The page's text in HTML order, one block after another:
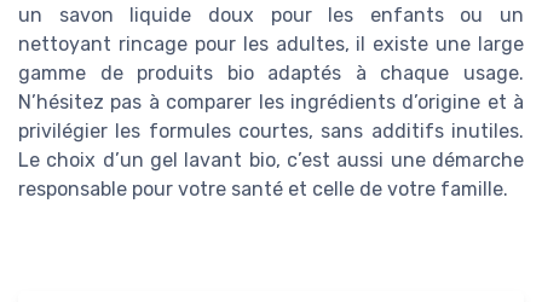
un savon liquide doux pour les enfants ou un
nettoyant rincage pour les adultes, il existe une large
gamme de produits bio adaptés à chaque usage.
N’hésitez pas à comparer les ingrédients d’origine et à
privilégier les formules courtes, sans additifs inutiles.
Le choix d’un gel lavant bio, c’est aussi une démarche
responsable pour votre santé et celle de votre famille.